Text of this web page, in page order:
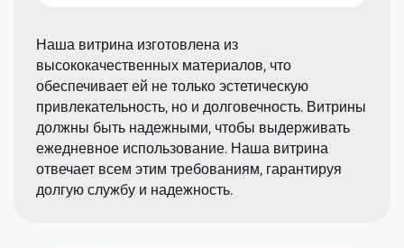
Наша витрина изготовлена из
высококачественных материалов, что
обеспечивает ей не только эстетическую
привлекательность, но и долговечность. Витрины
должны быть надежными, чтобы выдерживать
ежедневное использование. Наша витрина
отвечает всем этим требованиям, гарантируя
долгую службу и надежность.